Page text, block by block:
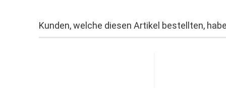
Kunden, welche diesen Artikel bestellten,